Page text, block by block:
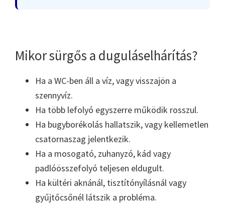
Mikor sürgős a duguláselhárítás?
Ha a WC-ben áll a víz, vagy visszajön a
szennyvíz.
Ha több lefolyó egyszerre működik rosszul.
Ha bugyborékolás hallatszik, vagy kellemetlen
csatornaszag jelentkezik.
Ha a mosogató, zuhanyzó, kád vagy
padlóösszefolyó teljesen eldugult.
Ha kültéri aknánál, tisztítónyílásnál vagy
gyűjtőcsőnél látszik a probléma.